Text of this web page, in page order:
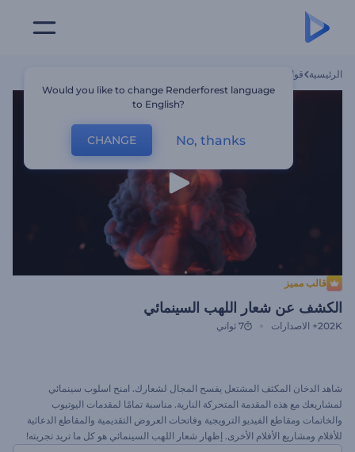
الرئيسية قوالب
قالب مميز
الكشف عن شعار اللهب السينمائي
202K+ الاصدارات 7 ثواني
شاهد الدخان المكثف المشتعل يفسح المجال لشعارك. امنح اسلوب سينمائي
لمشاريعك مع هذه المقدمة المتحركة النارية. مناسبة تمامًا لمقدمات اليوتيوب
والخاتمات ومقاطع الفيديو الترويجية وفاتحات العروض التقديمية والمقاطع الدعائية
للأفلام ومشاريع الأفلام الأخرى. إظهار شعار اللهب السينمائي هو كل ما تريد تجربته!
Would you like to change Renderforest language
to English?
CHANGE No, thanks